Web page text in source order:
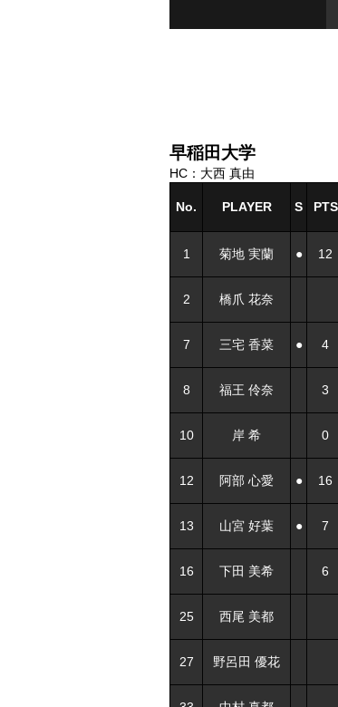
早稲田大学
HC：大西 真由
No. PLAYER S PTS
1 菊地 実蘭 ● 12
2 橋爪 花奈
7 三宅 香菜 ● 4
8 福王 伶奈 3
10 岸 希 0
12 阿部 心愛 ● 16
13 山宮 好葉 ● 7
16 下田 美希 6
25 西尾 美都
27 野呂田 優花